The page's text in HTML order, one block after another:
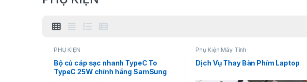
PHỤ KIỆN
Bộ củ cáp sạc nhanh TypeC To
TypeC 25W chính hãng SamSung
Phụ Kiện Máy Tính
Dịch Vụ Thay Bàn Phím Laptop